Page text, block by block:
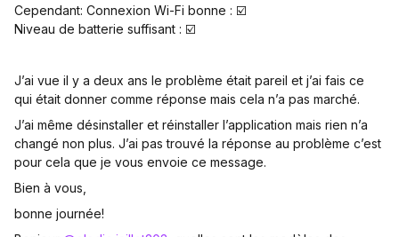
Cependant: Connexion Wi-Fi bonne : ☑️
Niveau de batterie suffisant : ☑️
J’ai vue il y a deux ans le problème était pareil et j’ai fais ce
qui était donner comme réponse mais cela n’a pas marché.
J’ai même désinstaller et réinstaller l’application mais rien n’a
changé non plus. J’ai pas trouvé la réponse au problème c’est
pour cela que je vous envoie ce message.
Bien à vous,
bonne journée!